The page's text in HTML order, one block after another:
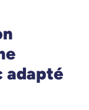
adapté